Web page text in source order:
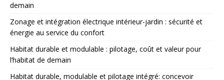
demain
Zonage et intégration électrique intérieur-jardin : sécurité et
énergie au service du confort
Habitat durable et modulable : pilotage, coût et valeur pour
l’habitat de demain
Habitat durable, modulable et pilotage intégré: concevoir